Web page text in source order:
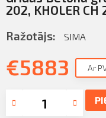
KLIENTU
Iziet
202, KHOLER
Ražotājs: SIMA
€5883 Ar